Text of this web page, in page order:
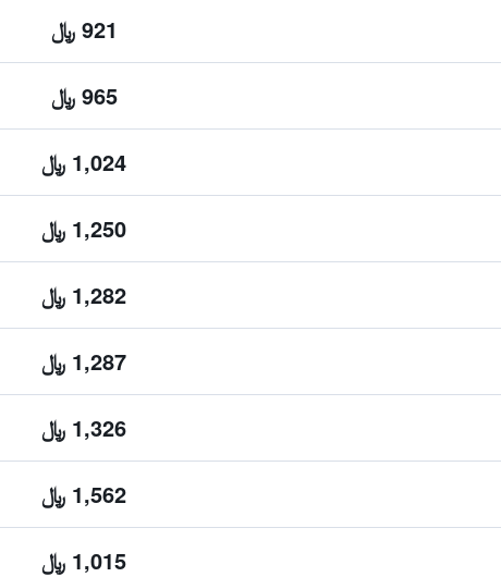
921 ﷼
965 ﷼
1,024 ﷼
1,250 ﷼
1,282 ﷼
1,287 ﷼
1,326 ﷼
1,562 ﷼
1,015 ﷼